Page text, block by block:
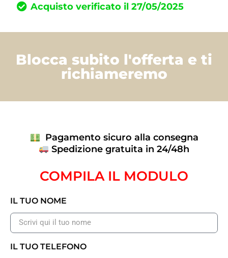
Acquisto verificato il 27/05/2025
Blocca subito l'offerta e ti
richiameremo
Pagamento sicuro alla consegna
Spedizione gratuita in 24/48h
COMPILA IL MODULO
IL TUO NOME
IL TUO TELEFONO